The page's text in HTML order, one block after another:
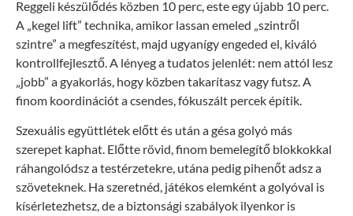
Reggeli készülődés közben 10 perc, este egy újabb 10 perc.
A „kegel lift” technika, amikor lassan emeled „szintről
szintre” a megfeszítést, majd ugyanígy engeded el, kiváló
kontrollfejlesztő. A lényeg a tudatos jelenlét: nem attól lesz
„jobb” a gyakorlás, hogy közben takarítasz vagy futsz. A
finom koordinációt a csendes, fókuszált percek építik.
Szexuális együttlétek előtt és után a gésa golyó más
szerepet kaphat. Előtte rövid, finom bemelegítő blokkokkal
ráhangolódsz a testérzetekre, utána pedig pihenőt adsz a
szöveteknek. Ha szeretnéd, játékos elemként a golyóval is
kísérletezhetsz, de a biztonsági szabályok ilyenkor is